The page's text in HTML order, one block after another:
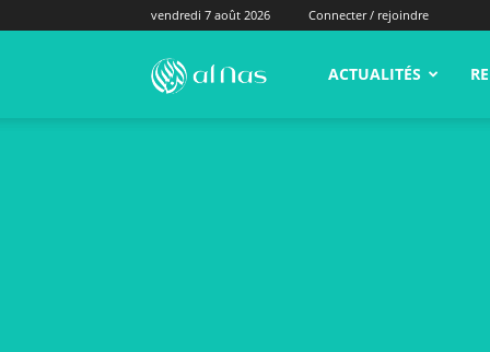
vendredi 7 août 2026 Connecter / rejoindre
alNas.fr ACTUALITÉS